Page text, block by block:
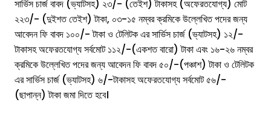
সার্ভিস চার্জ বাবদ (ভ্যাটসহ) ২৩/- (তেইশ) টাকাসহ (অফেরতযোগ্য) মোট
২২৩/- (দুইশত তেইশ) টাকা, ০৩-১৫ নম্বর ক্রমিকে উল্লেখিত পদের জন্য
আবেদন ফি বাবদ ১০০/- টাকা ও টেলিটক এর সার্ভিস চার্জ (ভ্যাটসহ) ১২/-
টাকাসহ অফেরতযোগ্য সর্বমোট ১১২/-(একশত বারো) টাকা এবং ১৬-২৬ নম্বর
ক্রমিকে উল্লেখিত পদের জন্য আবেদন ফি বাবদ ৫০/-(পঞ্চাশ) টাকা ও টেলিটক
এর সার্ভিস চার্জ (ভ্যাটসহ) ৬/-টাকাসহ অফেরতযোগ্য সর্বমোট ৫৬/-
(ছাপান্ন) টাকা জমা দিতে হবে।